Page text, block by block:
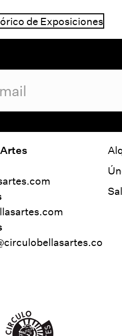
de Exposiciones